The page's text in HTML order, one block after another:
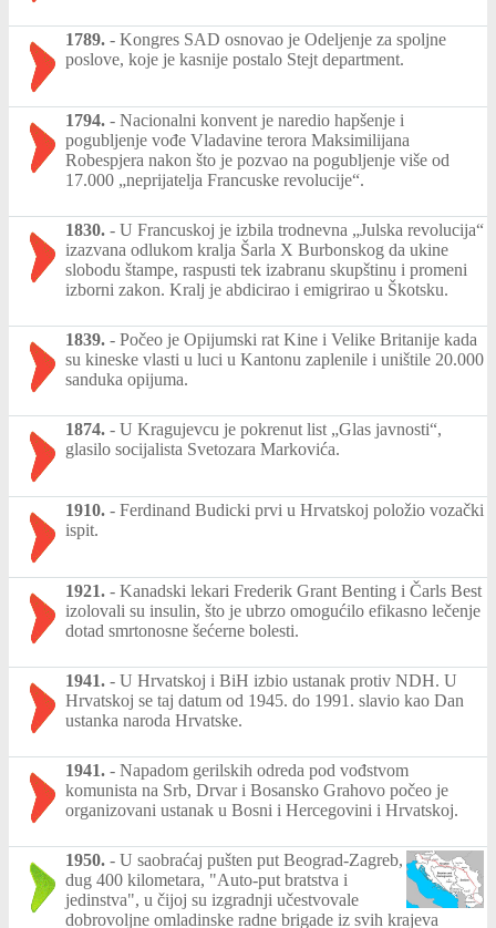
1789. - Kongres SAD osnovao je Odeljenje za spoljne
poslove, koje je kasnije postalo Stejt department.
1794. - Nacionalni konvent je naredio hapšenje i
pogubljenje vođe Vladavine terora Maksimilijana
Robespjera nakon što je pozvao na pogubljenje više od
17.000 „neprijatelja Francuske revolucije“.
1830. - U Francuskoj je izbila trodnevna „Julska revolucija“
izazvana odlukom kralja Šarla X Burbonskog da ukine
slobodu štampe, raspusti tek izabranu skupštinu i promeni
izborni zakon. Kralj je abdicirao i emigrirao u Škotsku.
1839. - Počeo je Opijumski rat Kine i Velike Britanije kada
su kineske vlasti u luci u Kantonu zaplenile i uništile 20.000
sanduka opijuma.
1874. - U Kragujevcu je pokrenut list „Glas javnosti“,
glasilo socijalista Svetozara Markovića.
1910. - Ferdinand Budicki prvi u Hrvatskoj položio vozački
ispit.
1921. - Kanadski lekari Frederik Grant Benting i Čarls Best
izolovali su insulin, što je ubrzo omogućilo efikasno lečenje
dotad smrtonosne šećerne bolesti.
1941. - U Hrvatskoj i BiH izbio ustanak protiv NDH. U
Hrvatskoj se taj datum od 1945. do 1991. slavio kao Dan
ustanka naroda Hrvatske.
1941. - Napadom gerilskih odreda pod vođstvom
komunista na Srb, Drvar i Bosansko Grahovo počeo je
organizovani ustanak u Bosni i Hercegovini i Hrvatskoj.
1950. - U saobraćaj pušten put Beograd-Zagreb,
dug 400 kilometara, "Auto-put bratstva i
jedinstva", u čijoj su izgradnji učestvovale
dobrovoljne omladinske radne brigade iz svih krajeva